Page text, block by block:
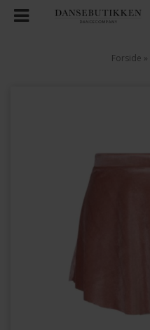
Forside »